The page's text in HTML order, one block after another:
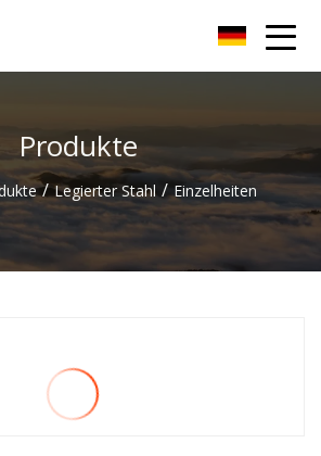
Produkte
/ Legierter Stahl / Einzelheiten